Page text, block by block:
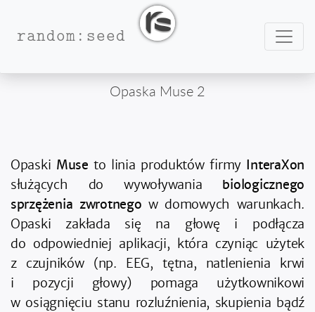
random:seed
Opaska Muse 2
Opaski Muse to linia produktów firmy
InteraXon
służących do wywoływania biologicznego
sprzężenia zwrotnego w domowych warunkach.
Opaski zakłada się na głowę i podłącza
do odpowiedniej aplikacji, która czyniąc użytek
z czujników (np. EEG, tętna, natlenienia krwi
i pozycji głowy) pomaga użytkownikowi
w osiągnięciu stanu rozluźnienia, skupienia bądź